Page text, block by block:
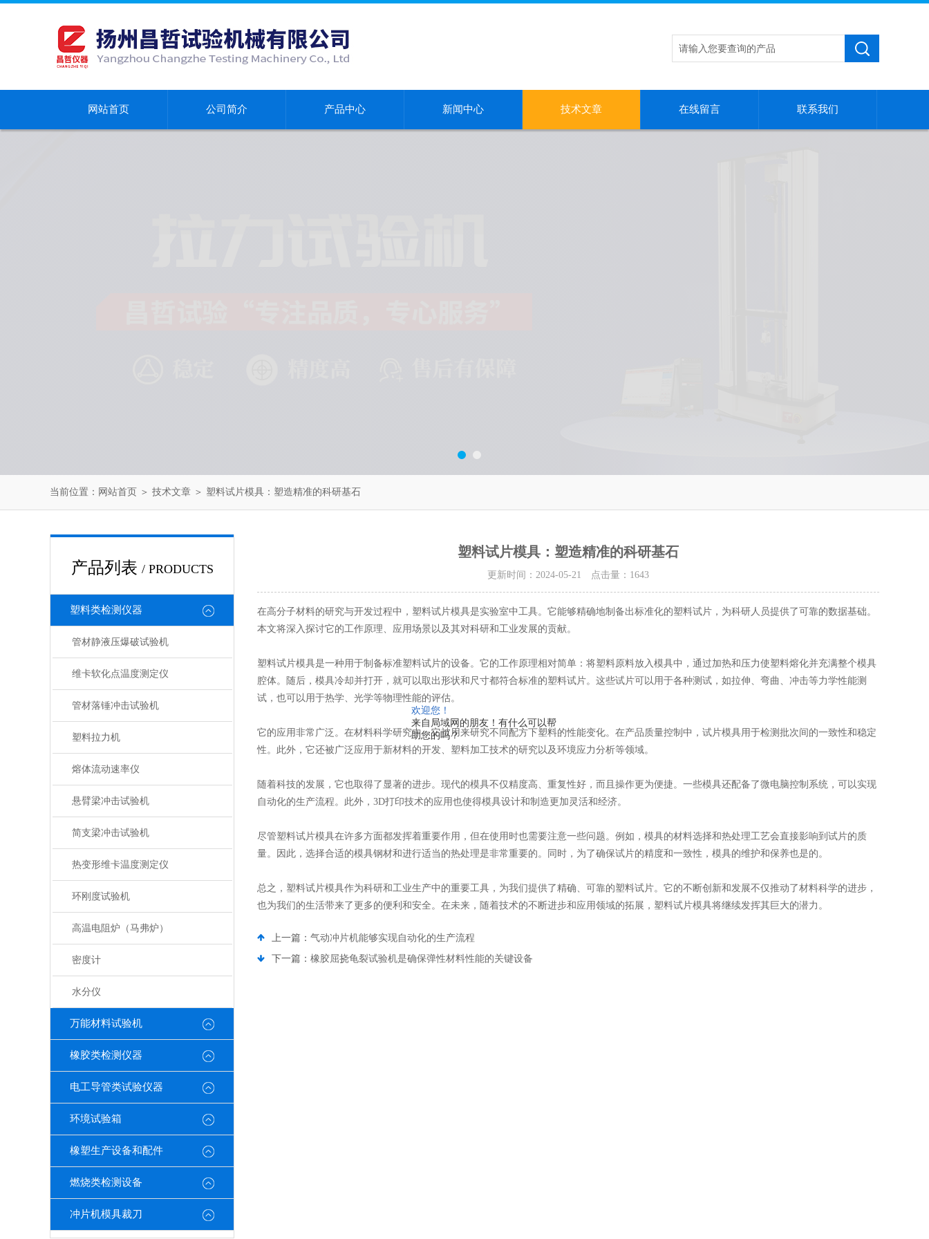
欢迎您！
来自局域网的朋友！有什么可以帮
助您的吗？
网站首页 公司简介 产品中心 新闻中心 技术文章 在线留言 联系我们
当前位置： 网站首页 ＞ 技术文章 ＞ 塑料试片模具：塑造精准的科研基石
产品列表 / PRODUCTS
塑料类检测仪器
管材静液压爆破试验机
维卡软化点温度测定仪
管材落锤冲击试验机
塑料拉力机
熔体流动速率仪
悬臂梁冲击试验机
简支梁冲击试验机
热变形维卡温度测定仪
环刚度试验机
高温电阻炉（马弗炉）
密度计
水分仪
万能材料试验机
橡胶类检测仪器
电工导管类试验仪器
环境试验箱
橡塑生产设备和配件
燃烧类检测设备
冲片机模具裁刀
塑料试片模具：塑造精准的科研基石
更新时间：2024-05-21 点击量： 1643
在高分子材料的研究与开发过程中，塑料试片模具是实验室中工具。它能够精确地制备出标准化的塑料试片，为科研人员提供了可靠的数据基础。
本文将深入探讨它的工作原理、应用场景以及其对科研和工业发展的贡献。
塑料试片模具是一种用于制备标准塑料试片的设备。它的工作原理相对简单：将塑料原料放入模具中，通过加热和压力使塑料熔化并充满整个模具
腔体。随后，模具冷却并打开，就可以取出形状和尺寸都符合标准的塑料试片。这些试片可以用于各种测试，如拉伸、弯曲、冲击等力学性能测
试，也可以用于热学、光学等物理性能的评估。
它的应用非常广泛。在材料科学研究中，它被用来研究不同配方下塑料的性能变化。在产品质量控制中，试片模具用于检测批次间的一致性和稳定
性。此外，它还被广泛应用于新材料的开发、塑料加工技术的研究以及环境应力分析等领域。
随着科技的发展，它也取得了显著的进步。现代的模具不仅精度高、重复性好，而且操作更为便捷。一些模具还配备了微电脑控制系统，可以实现
自动化的生产流程。此外，3D打印技术的应用也使得模具设计和制造更加灵活和经济。
尽管塑料试片模具在许多方面都发挥着重要作用，但在使用时也需要注意一些问题。例如，模具的材料选择和热处理工艺会直接影响到试片的质
量。因此，选择合适的模具钢材和进行适当的热处理是非常重要的。同时，为了确保试片的精度和一致性，模具的维护和保养也是的。
总之，塑料试片模具作为科研和工业生产中的重要工具，为我们提供了精确、可靠的塑料试片。它的不断创新和发展不仅推动了材料科学的进步，
也为我们的生活带来了更多的便利和安全。在未来，随着技术的不断进步和应用领域的拓展，塑料试片模具将继续发挥其巨大的潜力。
上一篇： 气动冲片机能够实现自动化的生产流程
下一篇： 橡胶屈挠龟裂试验机是确保弹性材料性能的关键设备